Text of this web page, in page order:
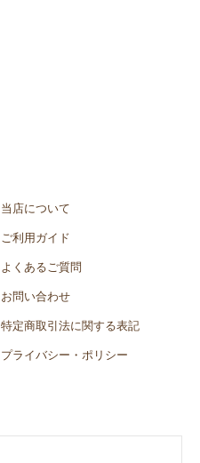
当店について
ご利用ガイド
よくあるご質問
お問い合わせ
特定商取引法に関する表記
プライバシー・ポリシー